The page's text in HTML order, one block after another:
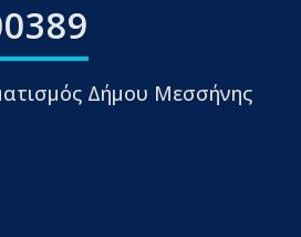
Δήμου Μεσσήνης